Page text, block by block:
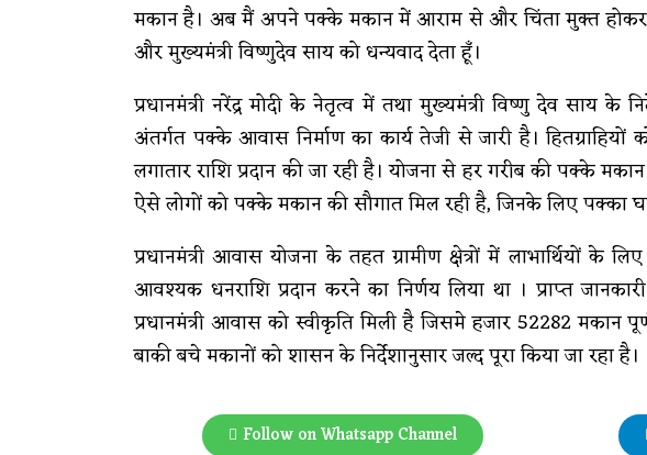
मकान है। अब मैं अपने पक्के मकान में आराम से और चिंता मुक्त होकर रह
और मुख्यमंत्री विष्णुदेव साय को धन्यवाद देता हूँ।
प्रधानमंत्री नरेंद्र मोदी के नेतृत्व में तथा मुख्यमंत्री विष्णु देव साय के
अंतर्गत पक्के आवास निर्माण का कार्य तेजी से जारी है।
लगातार राशि प्रदान की जा रही है। योजना से हर गरीब की पक्के
ऐसे लोगों को पक्के मकान की सौगात मिल रही है, जिनके लिए पक्का
प्रधानमंत्री आवास योजना के तहत ग्रामीण क्षेत्रों में लाभार्थियों के
आवश्यक धनराशि प्रदान करने का निर्णय लिया था । प्राप्त
प्रधानमंत्री आवास को स्वीकृति मिली है जिसमे हजार 52282 मकान
बाकी बचे मकानों को शासन के निर्देशानुसार जल्द पूरा किया जा रहा है।
Follow on Whatsapp Channel